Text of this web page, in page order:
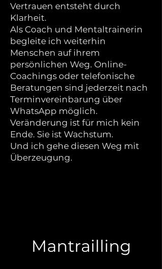
Vertrauen entsteht durch
Klarheit.
Als Coach und Mentaltrainerin
begleite ich weiterhin
Menschen auf ihrem
persönlichen Weg. Online-
Coachings oder telefonische
Beratungen sind jederzeit nach
Terminvereinbarung über
WhatsApp möglich.
Veränderung ist für mich kein
Ende. Sie ist Wachstum.
Und ich gehe diesen Weg mit
Überzeugung.
Mantrailling